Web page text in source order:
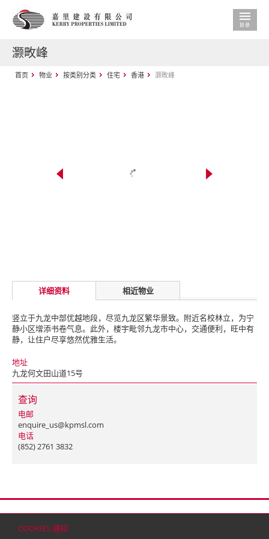
COOKIES 通知
灏畋峰
首页 物业 按类别分类 住宅 香港 灏畋峰
详细资料 相近物业
竖立于九龙中部优越地段，尽览九龙区繁华景致。附近名校林立，为宁
静小区增添书卷气息。此外，楼宇毗邻九龙市中心，交通便利，旺中有
静，让住户尽享悠然优雅生活。
地址
九龙何文田山道15号
查询
电邮
enquire_us@kpmsl.com
电话
(852) 2761 3832
© 2026 嘉里建设有限公司 (于百慕达注册成立之有限公司)